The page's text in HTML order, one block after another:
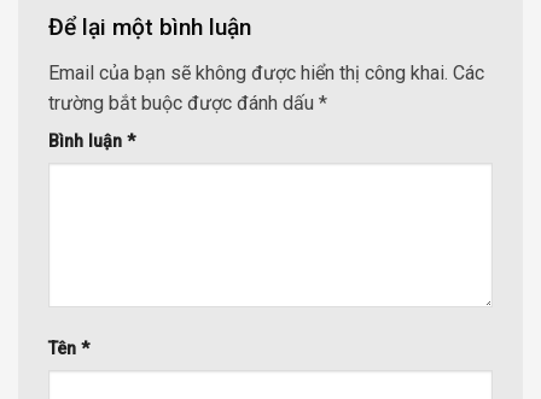
Để lại một bình luận
Email của bạn sẽ không được hiển thị công khai. Các
trường bắt buộc được đánh dấu *
Bình luận *
Tên *